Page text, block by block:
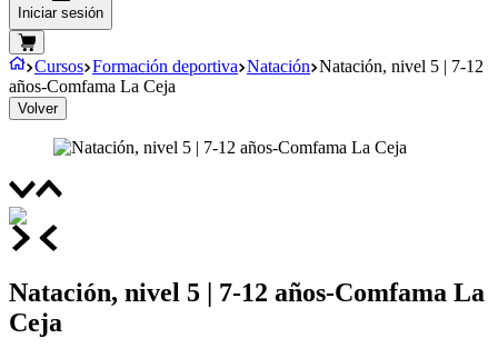
Iniciar sesión
Cursos Formación deportiva Natación Natación, nivel 5 | 7-12
años-Comfama La Ceja
Volver
Natación, nivel 5 | 7-12 años-Comfama La
Ceja